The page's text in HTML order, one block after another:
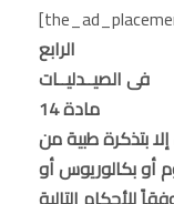
الرابع
فى الصيــدليــات
مادة 14
بتذكرة طبية من
أو بكالوريوس أو